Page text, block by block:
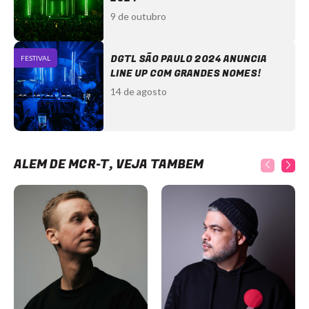
9 de outubro
FESTIVAL
DGTL SÃO PAULO 2024 ANUNCIA
LINE UP COM GRANDES NOMES!
14 de agosto
ALÉM DE MCR-T, VEJA TAMBÉM